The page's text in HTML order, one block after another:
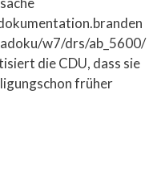
w7/drs/ab_5600/
die CDU, dass sie
früher